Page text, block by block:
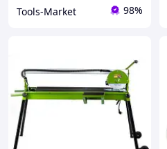
Tools-Market 98%